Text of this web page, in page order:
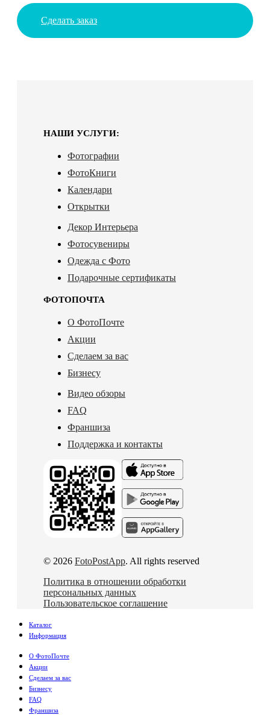
Сделать заказ
НАШИ УСЛУГИ:
Фотографии
ФотоКниги
Календари
Открытки
Декор Интерьера
Фотосувениры
Одежда с Фото
Подарочные сертификаты
ФОТОПОЧТА
О ФотоПочте
Акции
Сделаем за вас
Бизнесу
Видео обзоры
FAQ
Франшиза
Поддержка и контакты
© 2026 FotoPostApp. All rights reserved
Политика в отношении обработки
персональных данных
Пользовательское соглашение
Каталог
Информация
О ФотоПочте
Акции
Сделаем за вас
Бизнесу
FAQ
Франшиза